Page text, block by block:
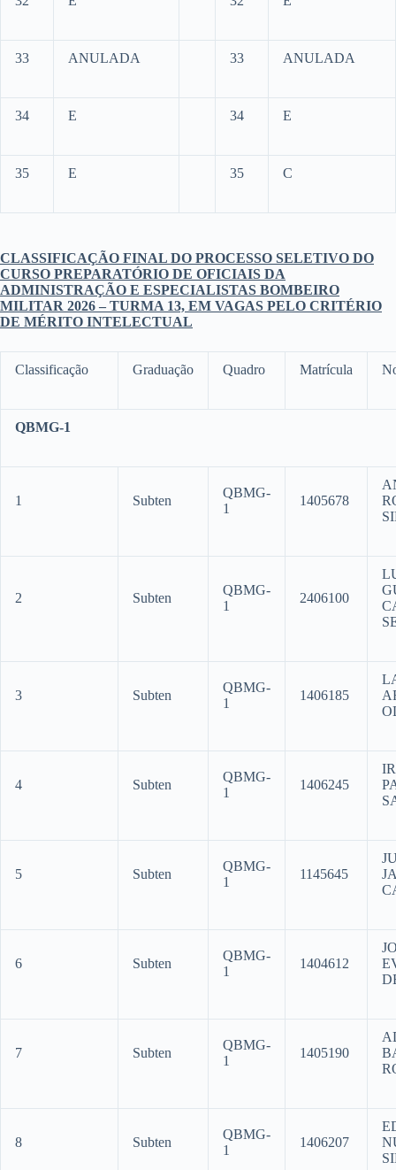
33 ANULADA 33 ANULADA
34 E 34 E
35 E 35 C
CLASSIFICAÇÃO FINAL DO PROCESSO SELETIVO DO
CURSO PREPARATÓRIO DE OFICIAIS DA
ADMINISTRAÇÃO E ESPECIALISTAS BOMBEIRO
MILITAR 2026 – TURMA 13, EM VAGAS PELO CRITÉRIO
DE MÉRITO INTELECTUAL
Classificação Graduação Quadro Matrícula
QBMG-1
1 Subten
QBMG-
1
1405678
2 Subten
QBMG-
1
2406100
3 Subten
QBMG-
1
1406185
4 Subten
QBMG-
1
1406245
5 Subten
QBMG-
1
1145645
6 Subten
QBMG-
1
1404612
7 Subten
QBMG-
1
1405190
8 Subten
QBMG-
1
1406207